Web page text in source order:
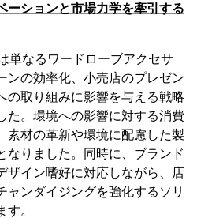
ーションと市場力学を牽引する
単なるワードローブアクセサ
ンの効率化、小売店のプレゼン
の取り組みに影響を与える戦略
た。環境への影響に対する消費
素材の革新や環境に配慮した製
なりました。同時に、ブランド
ザイン嗜好に対応しながら、店
ャンダイジングを強化するソリ
す。